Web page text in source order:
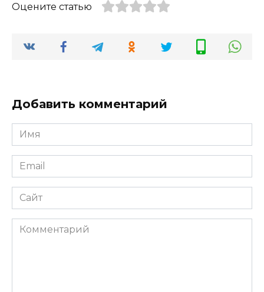
Оцените статью
Добавить комментарий
Имя
Email
Сайт
Комментарий